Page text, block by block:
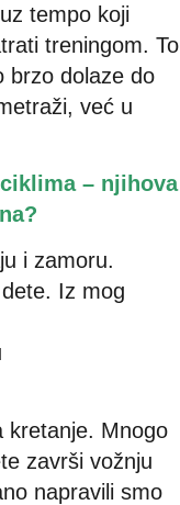
tempo koji
treningom. To
brzo dolaze do
već u
– njihova
i zamoru.
Iz mog
kretanje. Mnogo
završi vožnju
napravili smo